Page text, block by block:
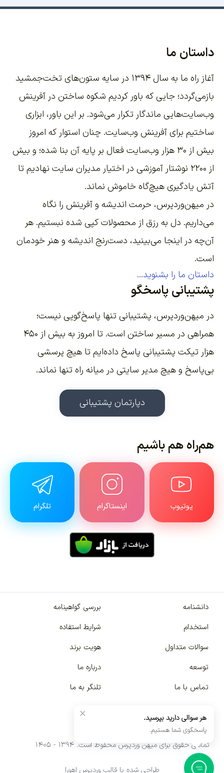
داستان ما
آغاز راه ما به سال ۱۳۹۴ در سایه ستون‌های تخت‌جمشید
بازمی‌گردد؛ جایی که باور کردیم شکوه ساختن در آفرینش
وب‌سایت‌هایی ماندگار تکرار می‌شود. بر این باور، ابزاری
ساختیم برای آفرینش وب‌سایت. چنان استوار که امروز
بیش از ۳۰ هزار وب‌سایت فعال بر پایه آن بنا شده؛ و بیش
از ۲۲۰۰
نوشتار آموزشی در اختیار مدیران سایت نهادیم تا
آتش یادگیری هیچ‌گاه خاموش نماند.
در میهن‌وردپرس، حرمت اندیشه و آفرینش را نگاه
می‌داریم. دل به رزق از محصولات کپی شده نبستیم. هر
آن‌چه در اینجا می‌بینید، دست‌رنج اندیشه و هنر خودمان
است.
داستان ما را بشنوید...
پشتیبانی پاسخگو
در میهن‌وردپرس، پشتیبانی تنها پاسخ‌گویی نیست؛
همراهی در مسیر ساختن است. تا امروز به بیش از ۴۵۰
هزار تیکت پشتیبانی پاسخ داده‌ایم تا هیچ پرسشی
بی‌پاسخ و هیچ مدیر سایتی در میانه راه تنها نماند.
دپارتمان پشتیبانی
هم‌راه هم باشیم
یوتیوب اینستاگرام تلگرام
دانشنامه
بررسی گواهینامه
استخدام
شرایط استفاده
سوالات متداول
هویت برند
توسعه
درباره ما
تماس با ما
تلنگر به ما
تمامی حقوق برای میهن وردپرس محفوظ است. ۱۳۹۴ - ۱۴۰۵
طراحی شده با قالب وردپرس اهورا
× هر سوالی دارید بپرسید.
پاسخگوی شما هستیم.